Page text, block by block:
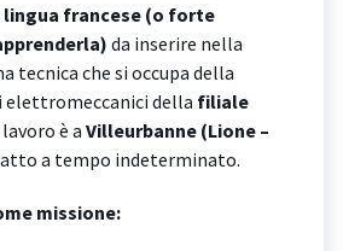
francese (o forte
da inserire nella
tecnica che si occupa della
elettromeccanici della filiale
lavoro è aVilleurbanne (Lione –
a tempo indeterminato.
missione: